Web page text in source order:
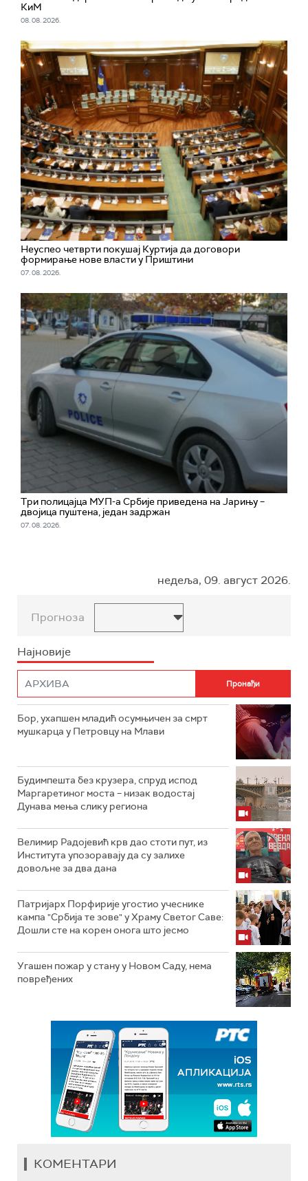
КиМ
08. 08. 2026.
Неуспео четврти покушај Куртија да договори
формирање нове власти у Приштини
07. 08. 2026.
Три полицајца МУП-а Србије приведена на Јарињу –
двојица пуштена, један задржан
07. 08. 2026.
недеља, 09. август 2026.
Прогноза
Најновије
Бор, ухапшен младић осумњичен за смрт
мушкарца у Петровцу на Млави
Будимпешта без крузера, спруд испод
Маргаретиног моста – низак водостај
Дунава мења слику региона
Велимир Радојевић крв дао стоти пут, из
Института упозоравају да су залихе
довољне за два дана
Патријарх Порфирије угостио учеснике
кампа "Србија те зове" у Храму Светог Саве:
Дошли сте на корен онога што јесмо
Угашен пожар у стану у Новом Саду, нема
повређених
КОМЕНТАРИ